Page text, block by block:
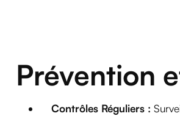
Prévention
Contrôles Réguliers :